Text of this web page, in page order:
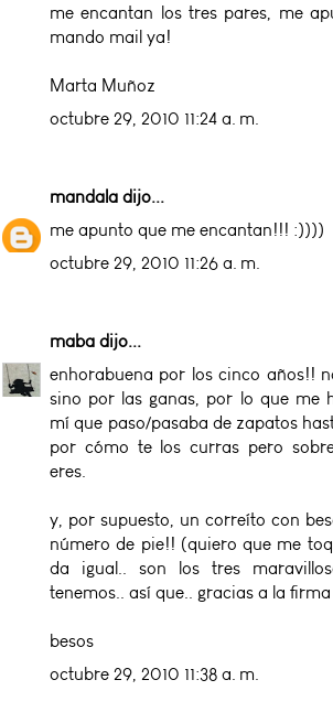
me encantan los tres pares, me
mando mail ya!
Marta Muñoz
octubre 29, 2010 11:24 a. m.
mandala dijo...
me apunto que me encantan!!! :))))
octubre 29, 2010 11:26 a. m.
maba dijo...
enhorabuena por los cinco años!!
sino por las ganas, por lo que me
mí que paso/pasaba de zapatos
por cómo te los curras pero
eres.
y, por supuesto, un correíto con
número de pie!! (quiero que me
da igual.. son los tres
tenemos.. así que.. gracias a la
besos
octubre 29, 2010 11:38 a. m.